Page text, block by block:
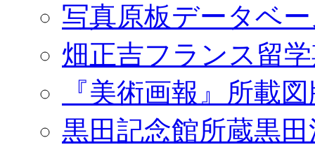
写真原板データベ
畑正吉フランス留
『美術画報』所載
黒田記念館所蔵黒